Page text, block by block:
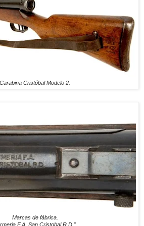
Carabina Cristóbal Modelo 2.
Marcas de fábrica.
F.A. San Cristobal R.D."